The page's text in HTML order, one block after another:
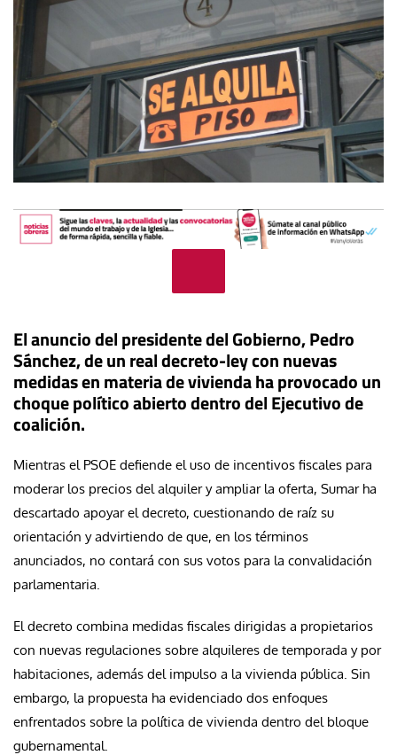
El anuncio del presidente del Gobierno, Pedro
Sánchez, de un real decreto-ley con nuevas
medidas en materia de vivienda ha provocado un
choque político abierto dentro del Ejecutivo de
coalición.
Mientras el PSOE defiende el uso de incentivos fiscales para
moderar los precios del alquiler y ampliar la oferta, Sumar ha
descartado apoyar el decreto, cuestionando de raíz su
orientación y advirtiendo de que, en los términos
anunciados, no contará con sus votos para la convalidación
parlamentaria.
El decreto combina medidas fiscales dirigidas a propietarios
con nuevas regulaciones sobre alquileres de temporada y por
habitaciones, además del impulso a la vivienda pública. Sin
embargo, la propuesta ha evidenciado dos enfoques
enfrentados sobre la política de vivienda dentro del bloque
gubernamental.